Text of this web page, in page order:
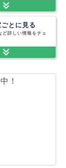
とに見る
ど詳しい情報をチェ
！